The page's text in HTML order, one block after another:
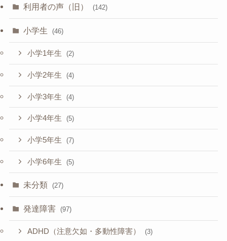
利用者の声（旧） (142)
小学生 (46)
小学1年生 (2)
小学2年生 (4)
小学3年生 (4)
小学4年生 (5)
小学5年生 (7)
小学6年生 (5)
未分類 (27)
発達障害 (97)
ADHD（注意欠如・多動性障害） (3)